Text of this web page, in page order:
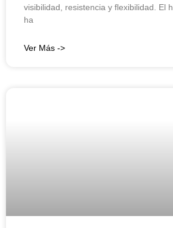
visibilidad, resistencia y flexibilidad. El
ha
Ver Más ->